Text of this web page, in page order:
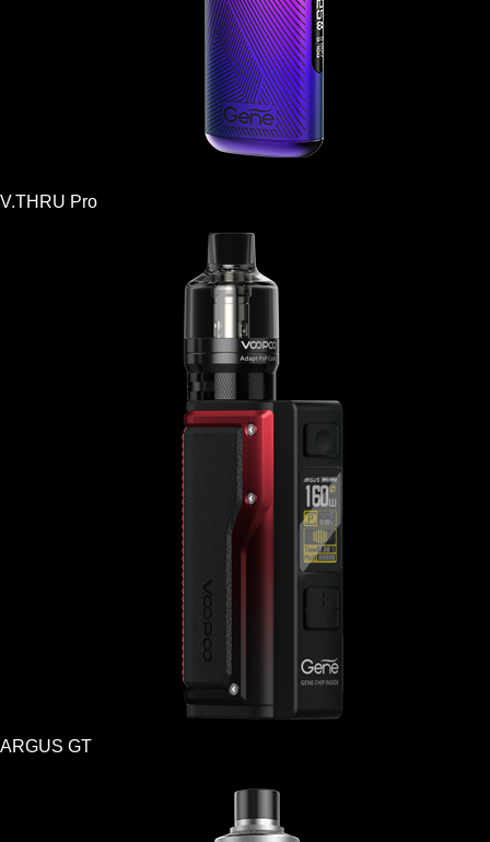
V.THRU Pro
ARGUS GT